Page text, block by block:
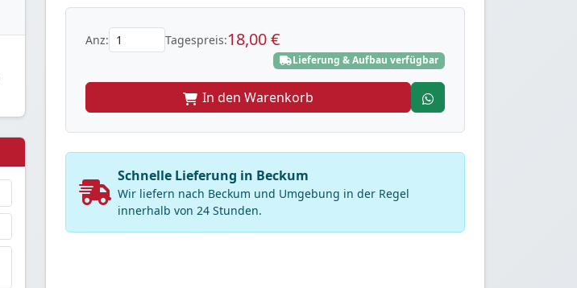
Anz: Tagespreis:18,00 €
Lieferung & Aufbau verfügbar
In den Warenkorb
Schnelle Lieferung in Beckum
Wir liefern nach Beckum und Umgebung in der Regel
innerhalb von 24 Stunden.